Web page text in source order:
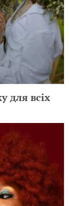
для всіх